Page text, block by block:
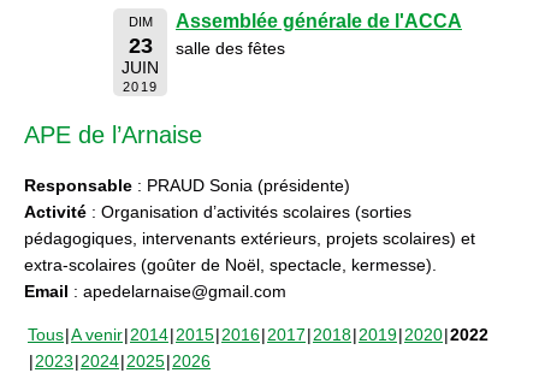
DIM
23
JUIN
2019
Assemblée générale de l'ACCA
salle des fêtes
APE de l’Arnaise
Responsable : PRAUD Sonia (présidente)
Activité : Organisation d’activités scolaires (sorties
pédagogiques, intervenants extérieurs, projets scolaires) et
extra-scolaires (goûter de Noël, spectacle, kermesse).
Email : apedelarnaise@gmail.com
Tous A venir 2014 2015 2016 2017 2018 2019 2020 2022
2023 2024 2025 2026